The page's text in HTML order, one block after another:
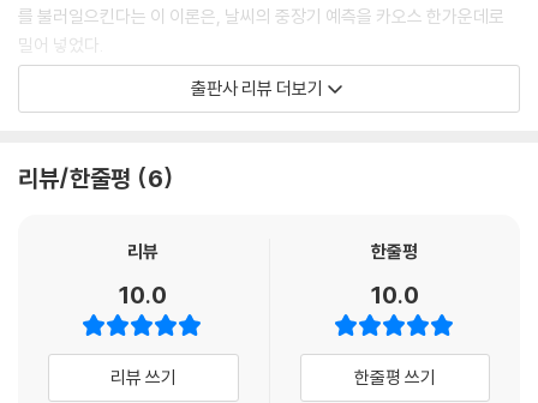
를 불러일으킨다는 이 이론은, 날씨의 중장기 예측을 카오스 한가운데로
밀어 넣었다.
모두가 불가능하다고 치부할 때 자가디시 슈클라는 어떻게든 카오스 속에
해수면 온도와 육지, 적설 면적 같은 경계조건이 대기와 상호작용하며 예
기후를 예측하는 ‘역학계절예측’의 가능성을 열어냈다. 지난한 시간 동안
인도의 시골 마을 미르다에서 나고 자라며 “비가 사람들에게 얼마나 중요
한지 두 눈으로” 봐온 슈클라에게 계절예측은 숙명에 가까웠다. 계절예측
출판사 리뷰 더보기
리뷰/한줄평 6
리뷰
10.0
리뷰 쓰기
한줄평
10.0
한줄평 쓰기